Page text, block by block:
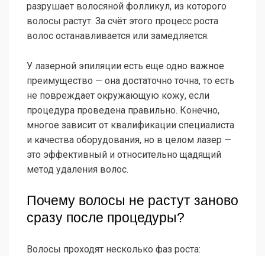
разрушает волосяной фолликул, из которого
волосы растут. За счёт этого процесс роста
волос останавливается или замедляется.
У лазерной эпиляции есть еще одно важное
преимущество — она достаточно точна, то есть
не повреждает окружающую кожу, если
процедура проведена правильно. Конечно,
многое зависит от квалификации специалиста
и качества оборудования, но в целом лазер —
это эффективный и относительно щадящий
метод удаления волос.
Почему волосы не растут заново
сразу после процедуры?
Волосы проходят несколько фаз роста: